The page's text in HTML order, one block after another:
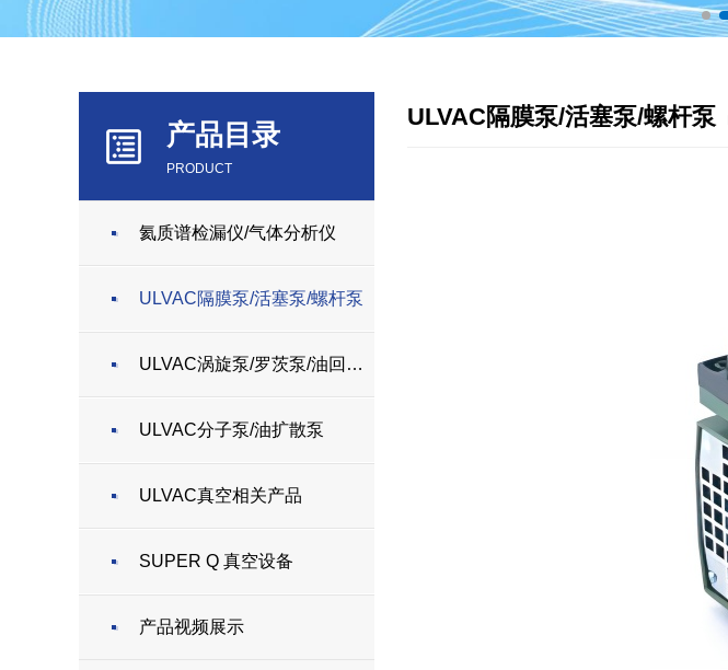
产品目录
PRODUCT
氦质谱检漏仪/气体分析仪
ULVAC隔膜泵/活塞泵/螺杆泵
ULVAC涡旋泵/罗茨泵/油回转泵
ULVAC分子泵/油扩散泵
ULVAC真空相关产品
SUPER Q 真空设备
产品视频展示
ULVAC隔膜泵/活塞泵/螺杆泵